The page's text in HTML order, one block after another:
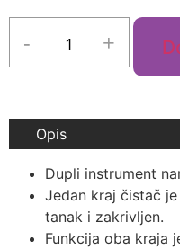
- +
Opis
Dupli instrument
Jedan kraj čistač
tanak i zakrivljen.
Funkcija oba kraja